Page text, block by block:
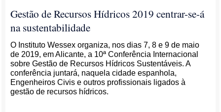
Gestão de Recursos Hídricos 2019 centrar-se-á
na sustentabilidade
O Instituto Wessex organiza, nos dias 7, 8 e 9 de maio
de 2019, em Alicante, a 10ª Conferência Internacional
sobre Gestão de Recursos Hídricos Sustentáveis. A
conferência juntará, naquela cidade espanhola,
Engenheiros Civis e outros profissionais ligados à
gestão de recursos hídricos.